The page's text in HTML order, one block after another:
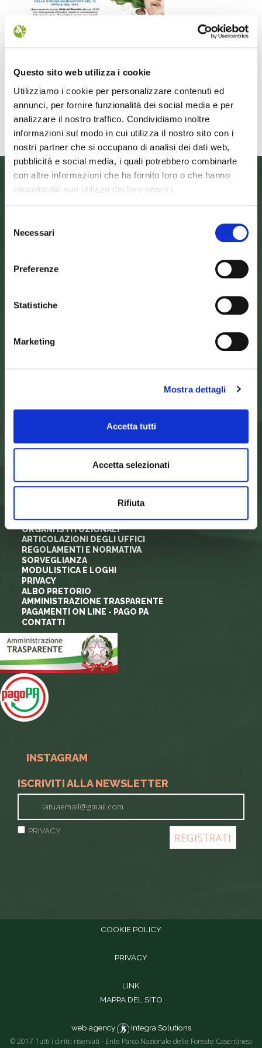
Questo sito web utilizza i cookie
Utilizziamo i cookie per personalizzare contenuti ed
annunci, per fornire funzionalità dei social media e per
analizzare il nostro traffico. Condividiamo inoltre
informazioni sul modo in cui utilizza il nostro sito con i
nostri partner che si occupano di analisi dei dati web,
pubblicità e social media, i quali potrebbero combinarle
con altre informazioni che ha fornito loro o che hanno
raccolto dal suo utilizzo dei loro servizi.
delNecessari
Preferenze
Statistiche
Marketing
Mostra dettagli
Accetta tutti
Accetta selezionati
Rifiuta
UN FESTIVAL DIFFUSOper
vallePASSI NEL BUIO: NELLA "VALLE
DELLE LUCCIOLE" 13
Leggi tutto
Monte
Dall’11 al 19
Penna di
SEDE DELL’ENTE PARCO
52015 Pratovecchio - AR
tel. 0575 50301
FINALITÀ
ORGANI ISTITUZIONALI
ARTICOLAZIONI DEGLI UFFICI
REGOLAMENTI E NORMATIVA
SORVEGLIANZA
MODULISTICA E LOGHI
PRIVACY
ALBO PRETORIO
AMMINISTRAZIONE TRASPARENTE
PAGAMENTI ON LINE - PAGO PA
CONTATTI
INSTAGRAM
ISCRIVITI ALLA NEWSLETTER
PRIVACY
COOKIE POLICY
PRIVACY
LINK
MAPPA DEL SITO
web agency Integra Solutions
© 2017 Tutti i diritti riservati - Ente Parco Nazionale delle Foreste Casentinesi